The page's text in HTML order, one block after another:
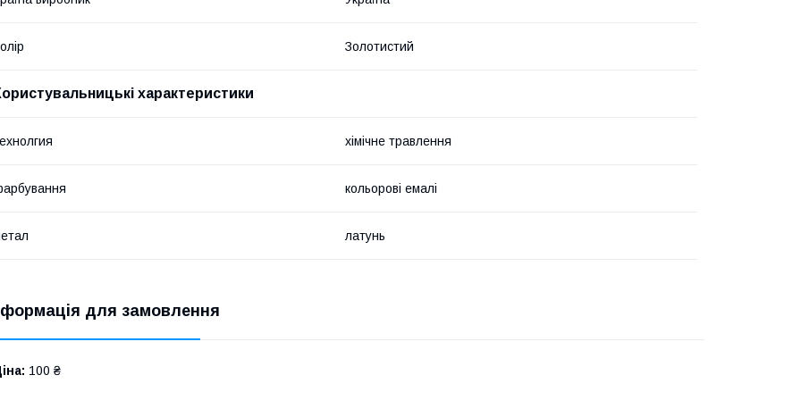
Золотистий
характеристики
хімічне травлення
кольорові емалі
латунь
для замовлення
100 ₴